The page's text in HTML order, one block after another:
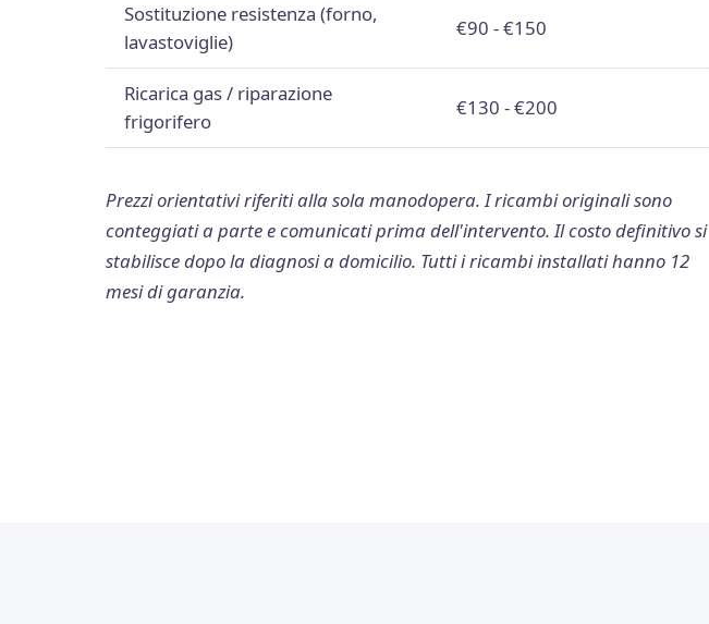
Sostituzione resistenza (forno,
lavastoviglie)
€90 - €150
Ricarica gas / riparazione
frigorifero
€130 - €200
Prezzi orientativi riferiti alla sola manodopera. I ricambi originali sono
conteggiati a parte e comunicati prima dell'intervento. Il costo definitivo si
stabilisce dopo la diagnosi a domicilio. Tutti i ricambi installati hanno 12
mesi di garanzia.